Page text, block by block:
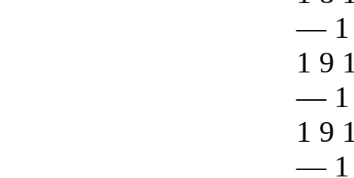
— 1
1 9
— 1
1 9
— 1